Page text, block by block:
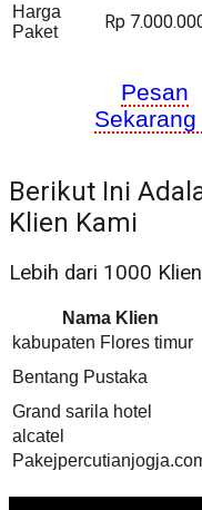
Harga
Paket
Rp
Pesan
Sekarang
Berikut Ini
Klien Kami
Lebih dari 1000
Nama Klien
kabupaten Flores timur
Bentang Pustaka
Grand sarila hotel
alcatel